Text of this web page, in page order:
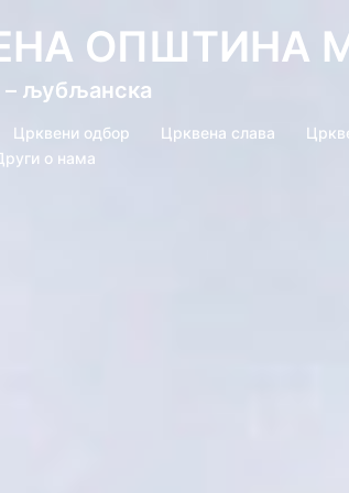
ОПШТИНА
– љубљанска
Црквени одбор Црквена слава
о нама